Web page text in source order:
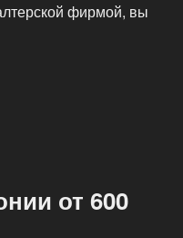
фирмой, вы
от 600